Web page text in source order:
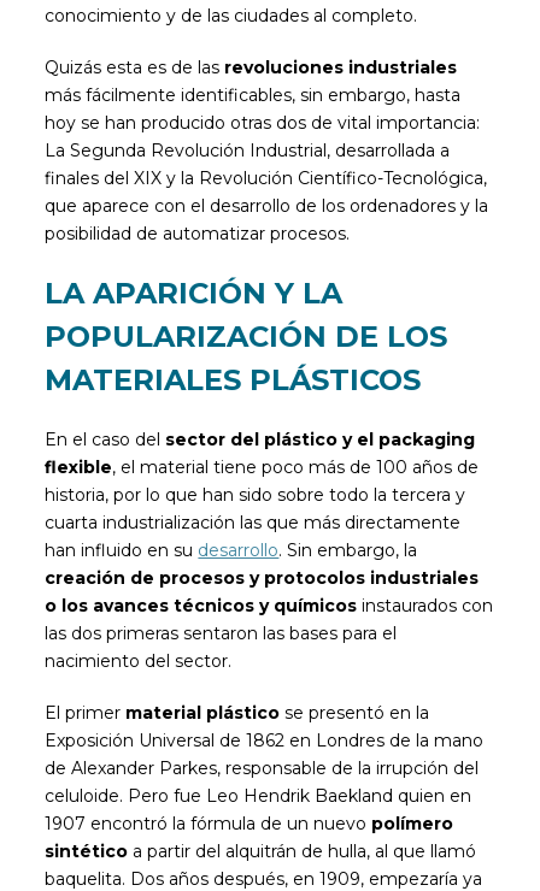
conocimiento y de las ciudades al completo.
Quizás esta es de las revoluciones industriales
más fácilmente identificables, sin embargo, hasta
hoy se han producido otras dos de vital importancia:
La Segunda Revolución Industrial, desarrollada a
finales del XIX y la Revolución Científico-Tecnológica,
que aparece con el desarrollo de los ordenadores y la
posibilidad de automatizar procesos.
LA APARICIÓN Y LA
POPULARIZACIÓN DE LOS
MATERIALES PLÁSTICOS
En el caso del sector del plástico y el packaging
flexible, el material tiene poco más de 100 años de
historia, por lo que han sido sobre todo la tercera y
cuarta industrialización las que más directamente
han influido en su desarrollo. Sin embargo, la
creación de procesos y protocolos industriales
o los avances técnicos y químicos instaurados con
las dos primeras sentaron las bases para el
nacimiento del sector.
El primer material plástico se presentó en la
Exposición Universal de 1862 en Londres de la mano
de Alexander Parkes, responsable de la irrupción del
celuloide. Pero fue Leo Hendrik Baekland quien en
1907 encontró la fórmula de un nuevo polímero
sintético a partir del alquitrán de hulla, al que llamó
baquelita. Dos años después, en 1909, empezaría ya